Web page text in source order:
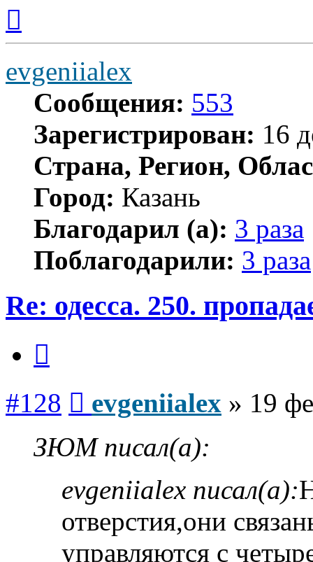
началу
evgeniialex
Сообщения: 553
Зарегистрирован: 16
Страна, Регион,
Город: Казань
Благодарил (а): 3 раза
Поблагодарили: 3 раза
Re: одесса. 250.
#128 evgeniialex » 19
ЗЮМ писал(а):
evgeniialex писал(а):
отверстия,они
управляются с